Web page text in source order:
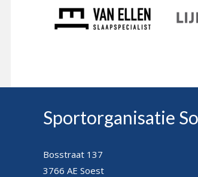
Sportorganisatie
Bosstraat 137
3766 AE Soest